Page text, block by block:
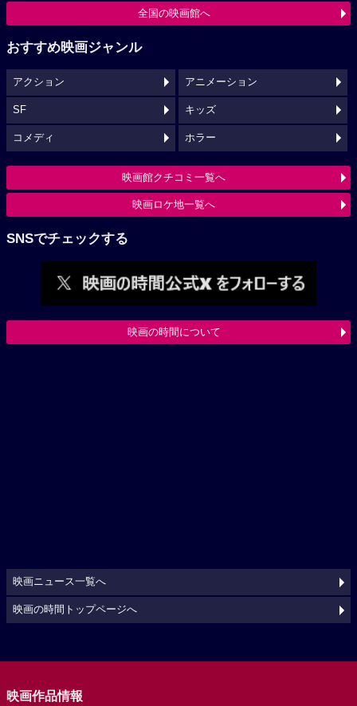
全国の映画館へ
おすすめ映画ジャンル
アクション アニメーション
SF キッズ
コメディ ホラー
映画館クチコミ一覧へ
映画ロケ地一覧へ
SNSでチェックする
映画の時間について
映画ニュース一覧へ
映画の時間トップページへ
映画作品情報